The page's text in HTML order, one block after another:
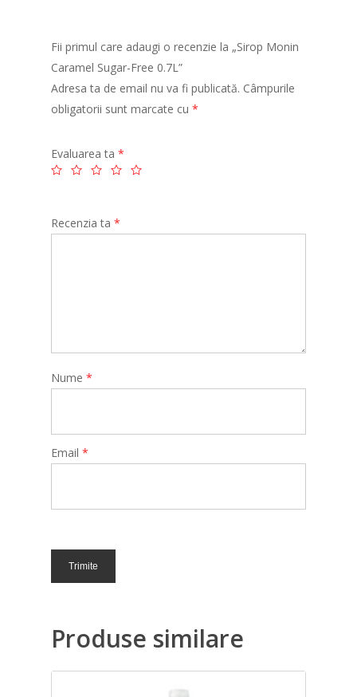
Fii primul care adaugi o recenzie la „Sirop Monin
Caramel Sugar-Free 0.7L”
Adresa ta de email nu va fi publicată. Câmpurile
obligatorii sunt marcate cu *
Evaluarea ta *
Recenzia ta *
Nume *
Email *
Produse similare